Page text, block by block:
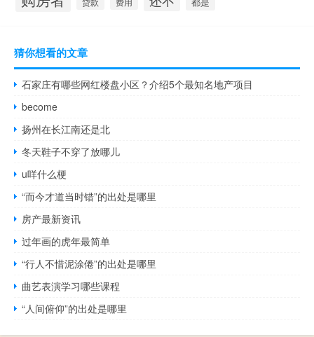
猜你想看的文章
石家庄有哪些网红楼盘小区？介绍5个最知名地产项目
become
扬州在长江南还是北
冬天鞋子不穿了放哪儿
u咩什么梗
“而今才道当时错”的出处是哪里
房产最新资讯
过年画的虎年最简单
“行人不惜泥涂倦”的出处是哪里
曲艺表演学习哪些课程
“人间俯仰”的出处是哪里